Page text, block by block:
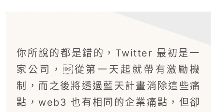
你所說的都是錯的，Twitter 最初是一
家公司，從第一天起就帶有激勵機
制，而之後將透過藍天計畫消除這些痛
點，web3 也有相同的企業痛點，但卻